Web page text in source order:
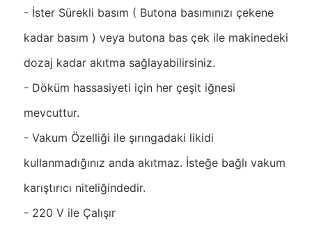
- İster Sürekli basım ( Butona basımınızı çekene
kadar basım ) veya butona bas çek ile makinedeki
dozaj kadar akıtma sağlayabilirsiniz.
- Döküm hassasiyeti için her çeşit iğnesi
mevcuttur.
- Vakum Özelliği ile şırıngadaki likidi
kullanmadığınız anda akıtmaz. İsteğe bağlı vakum
karıştırıcı niteliğindedir.
- 220 V ile Çalışır